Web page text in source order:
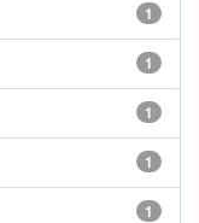
1
1
1
1
1